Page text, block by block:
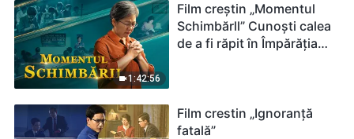
1:42:56
Film creștin „Momentul
Schimbărll” Cunoști calea
de a fi răpit în Împărăția
Film crestin „Ignoranță
fatală”